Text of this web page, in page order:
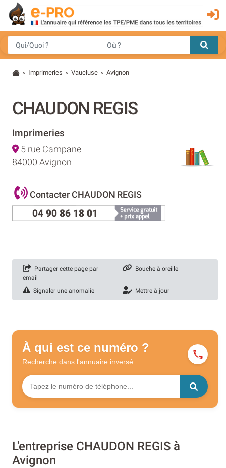
> Imprimeries > Vaucluse > Avignon
CHAUDON REGIS
Imprimeries
5 rue Campane
84000 Avignon
Contacter CHAUDON REGIS
04 90 86 18 01
Partager cette page par
email
Bouche à oreille
Signaler une anomalie Mettre à jour
À qui est ce numéro ?
Recherche dans l'annuaire inversé
L'entreprise CHAUDON REGIS à
Avignon